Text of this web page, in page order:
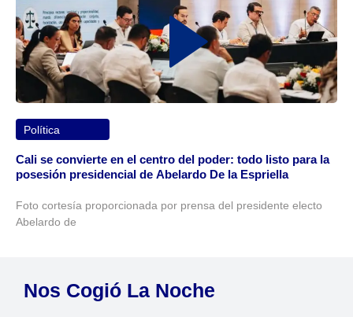
Política
Cali se convierte en el centro del poder: todo listo para la
posesión presidencial de Abelardo De la Espriella
Foto cortesía proporcionada por prensa del presidente electo
Abelardo de
Nos Cogió La Noche